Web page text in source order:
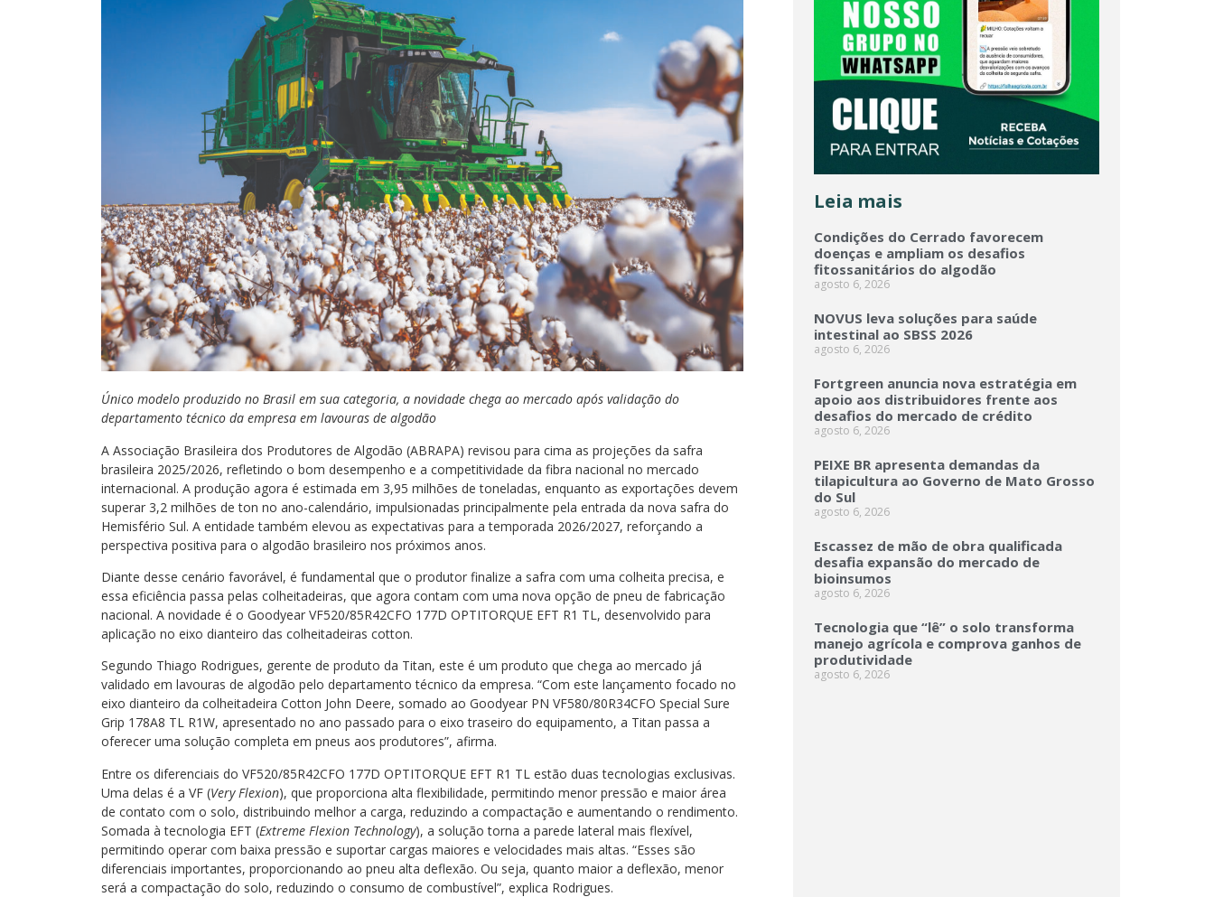
Único modelo produzido no Brasil em sua categoria, a novidade chega ao mercado após validação do
departamento técnico da empresa em lavouras de algodão
A Associação Brasileira dos Produtores de Algodão (ABRAPA) revisou para cima as projeções da safra
brasileira 2025/2026, refletindo o bom desempenho e a competitividade da fibra nacional no mercado
internacional. A produção agora é estimada em 3,95 milhões de toneladas, enquanto as exportações devem
superar 3,2 milhões de ton no ano-calendário, impulsionadas principalmente pela entrada da nova safra do
Hemisfério Sul. A entidade também elevou as expectativas para a temporada 2026/2027, reforçando a
perspectiva positiva para o algodão brasileiro nos próximos anos.
Diante desse cenário favorável, é fundamental que o produtor finalize a safra com uma colheita precisa, e
essa eficiência passa pelas colheitadeiras, que agora contam com uma nova opção de pneu de fabricação
nacional. A novidade é o Goodyear VF520/85R42CFO 177D OPTITORQUE EFT R1 TL, desenvolvido para
aplicação no eixo dianteiro das colheitadeiras cotton.
Segundo Thiago Rodrigues, gerente de produto da Titan, este é um produto que chega ao mercado já
validado em lavouras de algodão pelo departamento técnico da empresa. “Com este lançamento focado no
eixo dianteiro da colheitadeira Cotton John Deere, somado ao Goodyear PN VF580/80R34CFO Special Sure
Grip 178A8 TL R1W, apresentado no ano passado para o eixo traseiro do equipamento, a Titan passa a
oferecer uma solução completa em pneus aos produtores”, afirma.
Entre os diferenciais do VF520/85R42CFO 177D OPTITORQUE EFT R1 TL estão duas tecnologias exclusivas.
Uma delas é a VF (Very Flexion), que proporciona alta flexibilidade, permitindo menor pressão e maior área
de contato com o solo, distribuindo melhor a carga, reduzindo a compactação e aumentando o rendimento.
Somada à tecnologia EFT (Extreme Flexion Technology), a solução torna a parede lateral mais flexível,
permitindo operar com baixa pressão e suportar cargas maiores e velocidades mais altas. “Esses são
diferenciais importantes, proporcionando ao pneu alta deflexão. Ou seja, quanto maior a deflexão, menor
será a compactação do solo, reduzindo o consumo de combustível”, explica Rodrigues.
Leia mais
Condições do Cerrado favorecem
doenças e ampliam os desafios
fitossanitários do algodão
agosto 6, 2026
NOVUS leva soluções para saúde
intestinal ao SBSS 2026
agosto 6, 2026
Fortgreen anuncia nova estratégia em
apoio aos distribuidores frente aos
desafios do mercado de crédito
agosto 6, 2026
PEIXE BR apresenta demandas da
tilapicultura ao Governo de Mato Grosso
do Sul
agosto 6, 2026
Escassez de mão de obra qualificada
desafia expansão do mercado de
bioinsumos
agosto 6, 2026
Tecnologia que “lê” o solo transforma
manejo agrícola e comprova ganhos de
produtividade
agosto 6, 2026